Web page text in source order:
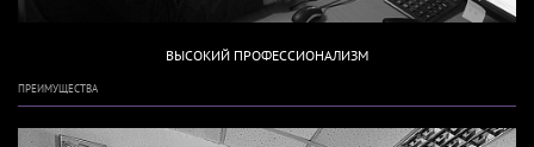
ВЫСОКИЙ ПРОФЕССИОНАЛИЗМ
ПРЕИМУЩЕСТВА